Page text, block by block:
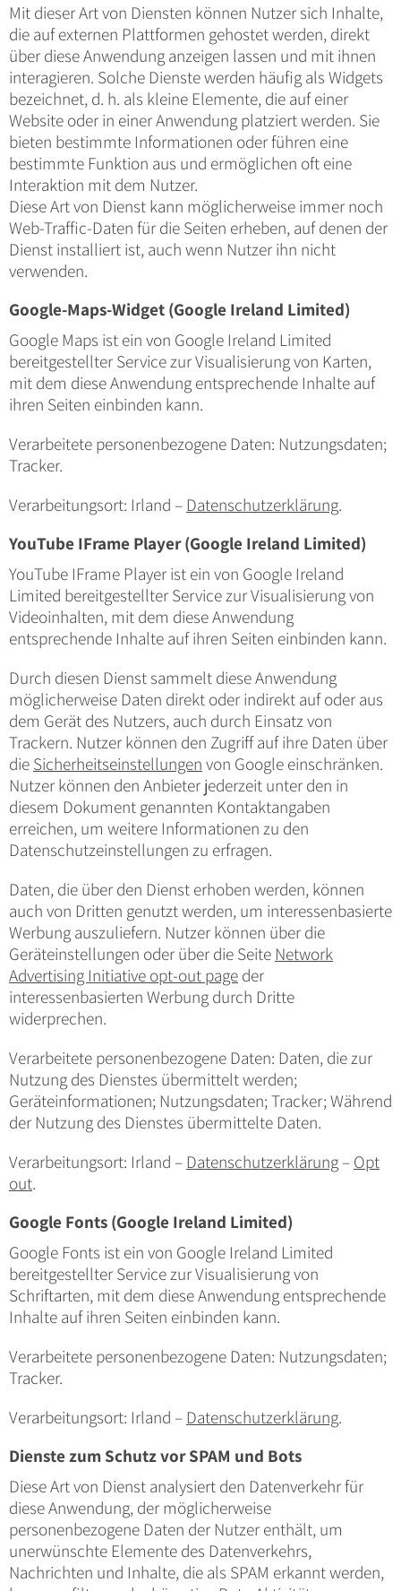
Mit dieser Art von Diensten können Nutzer sich Inhalte,
die auf externen Plattformen gehostet werden, direkt
über diese Anwendung anzeigen lassen und mit ihnen
interagieren. Solche Dienste werden häufig als Widgets
bezeichnet, d. h. als kleine Elemente, die auf einer
Website oder in einer Anwendung platziert werden. Sie
bieten bestimmte Informationen oder führen eine
bestimmte Funktion aus und ermöglichen oft eine
Interaktion mit dem Nutzer.
Diese Art von Dienst kann möglicherweise immer noch
Web-Traffic-Daten für die Seiten erheben, auf denen der
Dienst installiert ist, auch wenn Nutzer ihn nicht
verwenden.
Google-Maps-Widget (Google Ireland Limited)
Google Maps ist ein von Google Ireland Limited
bereitgestellter Service zur Visualisierung von Karten,
mit dem diese Anwendung entsprechende Inhalte auf
ihren Seiten einbinden kann.
Verarbeitete personenbezogene Daten: Nutzungsdaten;
Tracker.
Verarbeitungsort: Irland –Datenschutzerklärung.
YouTube IFrame Player (Google Ireland Limited)
YouTube IFrame Player ist ein von Google Ireland
Limited bereitgestellter Service zur Visualisierung von
Videoinhalten, mit dem diese Anwendung
entsprechende Inhalte auf ihren Seiten einbinden kann.
Durch diesen Dienst sammelt diese Anwendung
möglicherweise Daten direkt oder indirekt auf oder aus
dem Gerät des Nutzers, auch durch Einsatz von
Trackern. Nutzer können den Zugriff auf ihre Daten über
dieSicherheitseinstellungenvon Google einschränken.
Nutzer können den Anbieter jederzeit unter den in
diesem Dokument genannten Kontaktangaben
erreichen, um weitere Informationen zu den
Datenschutzeinstellungen zu erfragen.
Daten, die über den Dienst erhoben werden, können
auch von Dritten genutzt werden, um interessenbasierte
Werbung auszuliefern. Nutzer können über die
Geräteinstellungen oder über die SeiteNetwork
Advertising Initiative opt-out pageder
interessenbasierten Werbung durch Dritte
widerprechen.
Verarbeitete personenbezogene Daten: Daten, die zur
Nutzung des Dienstes übermittelt werden;
Geräteinformationen; Nutzungsdaten; Tracker; Während
der Nutzung des Dienstes übermittelte Daten.
Verarbeitungsort: Irland –Datenschutzerklärung–Opt
out.
Google Fonts (Google Ireland Limited)
Google Fonts ist ein von Google Ireland Limited
bereitgestellter Service zur Visualisierung von
Schriftarten, mit dem diese Anwendung entsprechende
Inhalte auf ihren Seiten einbinden kann.
Verarbeitete personenbezogene Daten: Nutzungsdaten;
Tracker.
Verarbeitungsort: Irland –Datenschutzerklärung.
Dienste zum Schutz vor SPAM und Bots
Diese Art von Dienst analysiert den Datenverkehr für
diese Anwendung, der möglicherweise
personenbezogene Daten der Nutzer enthält, um
unerwünschte Elemente des Datenverkehrs,
Nachrichten und Inhalte, die als SPAM erkannt werden,